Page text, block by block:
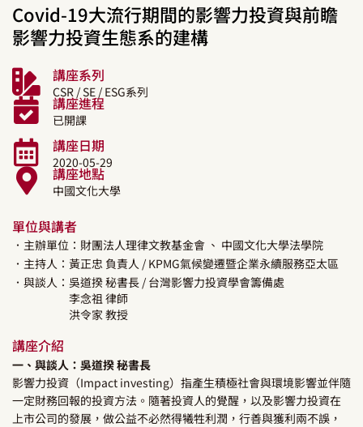
Covid-19大流行期間的影響力投資與前瞻
影響力投資生態系的建構
講座系列
CSR / SE / ESG系列
講座進程
已開課
講座日期
2020-05-29
講座地點
中國文化大學
單位與講者
．主辦單位：財團法人理律文教基金會 、 中國文化大學法學院
．主持人： 黃正忠 負責人 / KPMG氣候變遷暨企業永續服務亞太區
．與談人： 吳道揆秘書長 / 台灣影響力投資學會籌備處
李念祖律師
洪令家教授
講座介紹
一、與談人：吳道揆 秘書長
影響力投資（Impact investing）指產生積極社會與環境影響並伴隨
一定財務回報的投資方法。隨著投資人的覺醒，以及影響力投資在
上市公司的發展，做公益不必然得犧牲利潤，行善與獲利兩不誤，